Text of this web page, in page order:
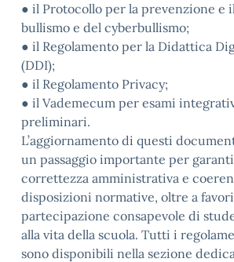
● il Protocollo per la prevenzione e
bullismo e del cyberbullismo;
● il Regolamento per la Didattica
(DDI);
● il Regolamento Privacy;
● il Vademecum per esami
preliminari.
L’aggiornamento di questi
un passaggio importante per
correttezza amministrativa e
disposizioni normative, oltre a
partecipazione consapevole di
alla vita della scuola. Tutti i
sono disponibili nella sezione